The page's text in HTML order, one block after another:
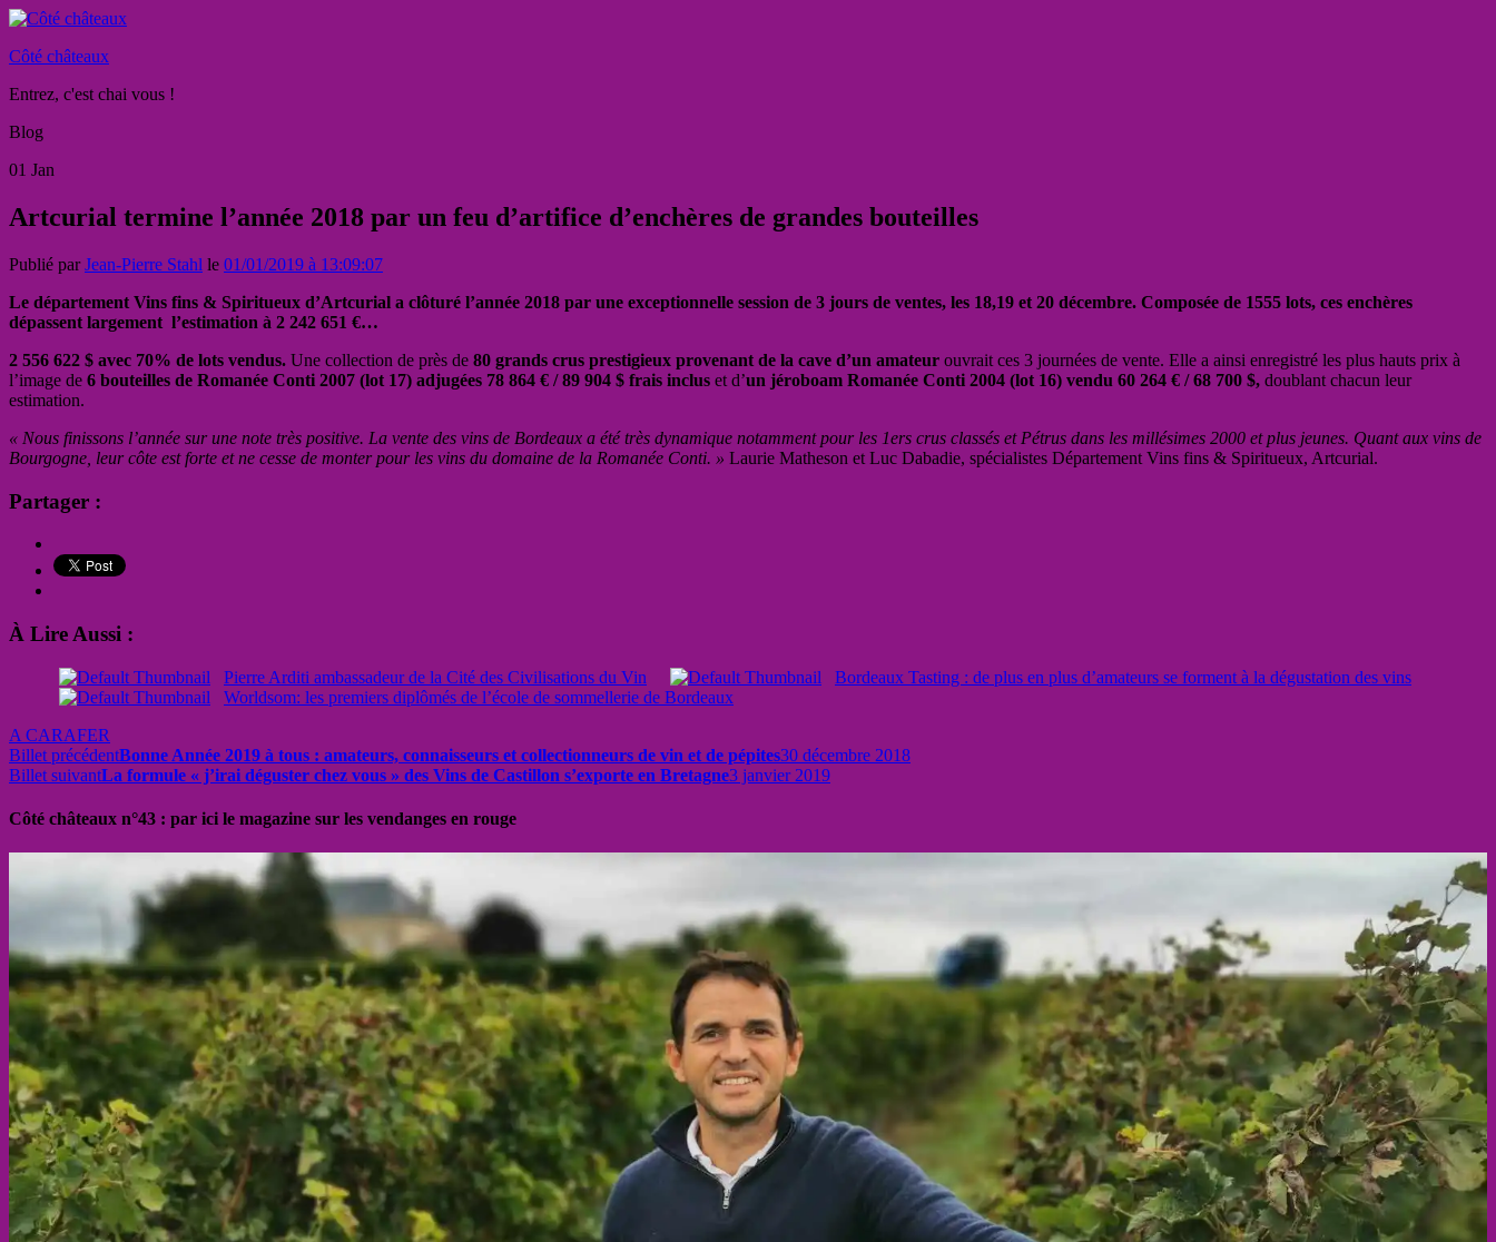
Côté châteaux
Entrez, c'est chai vous !
Blog
01 Jan
Artcurial termine l’année 2018 par un feu d’artifice d’enchères de grandes bouteilles
Publié parJean-Pierre Stahl le 01/01/2019 à 13:09:07
Le département Vins fins & Spiritueux d’Artcurial a clôturé l’année 2018 par une exceptionnelle session de 3 jours de ventes, les 18,19 et 20 décembre. Composée de 1555 lots, ces enchères
dépassent largement l’estimation à 2 242 651 €…
2 556 622 $ avec 70% de lots vendus. Une collection de près de 80 grands crus prestigieux provenant de la cave d’un amateur ouvrait ces 3 journées de vente. Elle a ainsi enregistré les plus hauts prix à
l’image de 6 bouteilles de Romanée Conti 2007 (lot 17) adjugées 78 864 € / 89 904 $ frais inclus et d’un jéroboam Romanée Conti 2004 (lot 16) vendu 60 264 € / 68 700 $, doublant chacun leur
estimation.
« Nous finissons l’année sur une note très positive. La vente des vins de Bordeaux a été très dynamique notamment pour les 1ers crus classés et Pétrus dans les millésimes 2000 et plus jeunes. Quant aux vins de
Bourgogne, leur côte est forte et ne cesse de monter pour les vins du domaine de la Romanée Conti. » Laurie Matheson et Luc Dabadie, spécialistes Département Vins fins & Spiritueux, Artcurial.
Partager :
À Lire Aussi :
Pierre Arditi ambassadeur de la Cité des Civilisations du Vin
Bordeaux Tasting : de plus en plus d’amateurs se forment à la dégustation des vins
Worldsom: les premiers diplômés de l’école de sommellerie de Bordeaux
A CARAFER
Billet précédentBonne Année 2019 à tous : amateurs, connaisseurs et collectionneurs de vin et de pépites30 décembre 2018
Billet suivantLa formule « j’irai déguster chez vous » des Vins de Castillon s’exporte en Bretagne3 janvier 2019
Côté châteaux n°43 : par ici le magazine sur les vendanges en rouge